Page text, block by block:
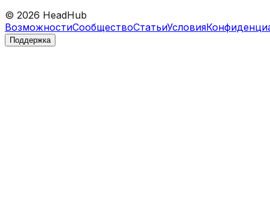
© 2026 HeadHub
ВозможностиСообществоСтатьиУсловия
Поддержка